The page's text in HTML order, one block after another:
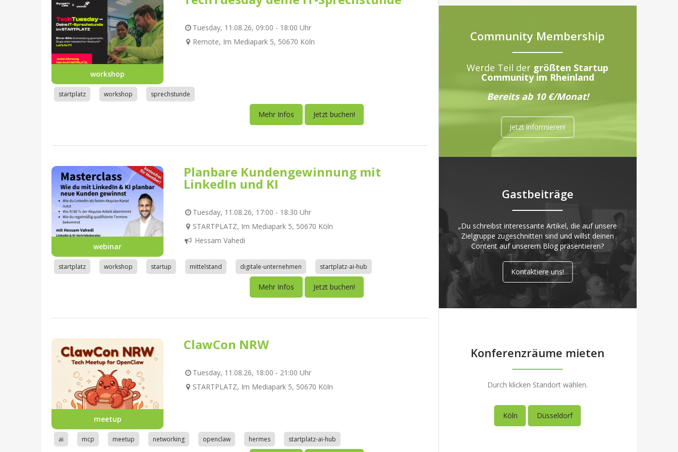
workshop
Tuesday, 11.08.26, 09:00 - 18:00 Uhr
Remote, Im Mediapark 5, 50670 Köln
startplatz workshop sprechstunde
Mehr Infos Jetzt buchen!
webinar
Planbare Kundengewinnung mit
LinkedIn und KI
Tuesday, 11.08.26, 17:00 - 18:30 Uhr
STARTPLATZ, Im Mediapark 5, 50670 Köln
Hessam Vahedi
startplatz workshop startup mittelstand digitale-unternehmen startplatz-ai-hub
Mehr Infos Jetzt buchen!
meetup
ClawCon NRW
Tuesday, 11.08.26, 18:00 - 21:00 Uhr
STARTPLATZ, Im Mediapark 5, 50670 Köln
ai mcp meetup networking openclaw hermes startplatz-ai-hub
Community Membership
Werde Teil der größten Startup
Community im Rheinland
Bereits ab 10 €/Monat!
Jetzt informieren!
Gastbeiträge
„Du schreibst interessante Artikel, die auf unsere
Zielgruppe zugeschnitten sind und willst deinen
Content auf unserem Blog präsentieren?
Kontaktiere uns!
Konferenzräume mieten
Durch klicken Standort wählen.
Köln Düsseldorf